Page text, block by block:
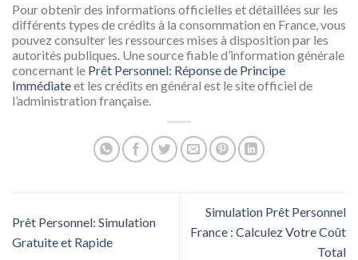
Pour obtenir des informations officielles et détaillées sur les
différents types de crédits à la consommation en France, vous
pouvez consulter les ressources mises à disposition par les
autorités publiques. Une source fiable d’information générale
concernant le Prêt Personnel: Réponse de Principe
Immédiateet les crédits en général est le site officiel de
l’administration française.
Prêt Personnel: Simulation
Gratuite et Rapide
Simulation Prêt Personnel
France : Calculez Votre Coût
Total